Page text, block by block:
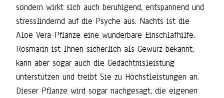
sondern wirkt sich auch beruhigend, entspannend und
stresslindernd auf die Psyche aus. Nachts ist die
Aloe Vera-Pflanze eine wunderbare Einschlafhilfe.
Rosmarin ist Ihnen sicherlich als Gewürz bekannt,
kann aber sogar auch die Gedächtnisleistung
unterstützen und treibt Sie zu Höchstleistungen an.
Dieser Pflanze wird sogar nachgesagt, die eigenen